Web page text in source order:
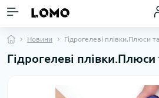
Новини Гідрогелеві плівки.Плюси
Гідрогелеві плівки.Плюси